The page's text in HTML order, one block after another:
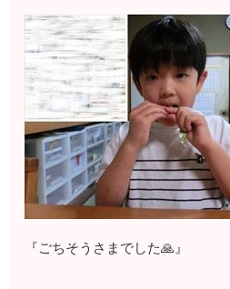
『ごちそうさまでした🙏』